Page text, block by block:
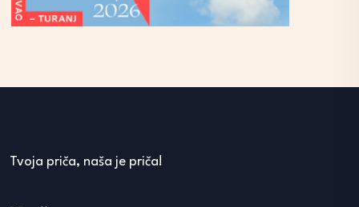
Tvoja priča, naša je priča!